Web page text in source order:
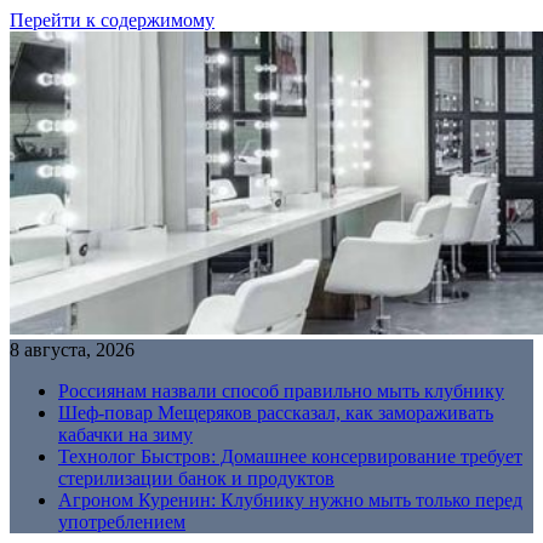
Перейти к содержимому
8 августа, 2026
Россиянам назвали способ правильно мыть клубнику
Шеф-повар Мещеряков рассказал, как замораживать
кабачки на зиму
Технолог Быстров: Домашнее консервирование требует
стерилизации банок и продуктов
Агроном Куренин: Клубнику нужно мыть только перед
употреблением